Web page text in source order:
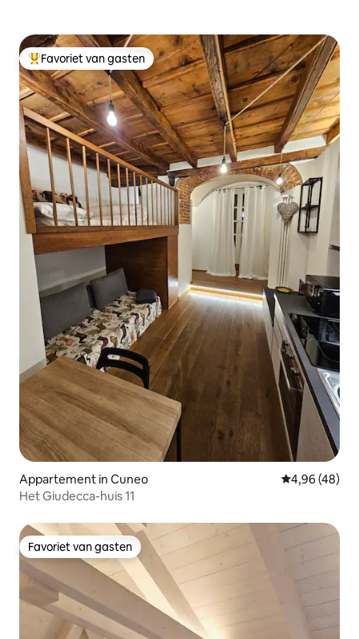
Topfavoriet van gasten
Favoriet van gasten
Appartement in Cuneo Gemiddelde
4,96 (48)
Het Giudecca-huis 11
Favoriet van gasten
Favoriet van gasten